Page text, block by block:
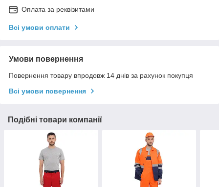
Оплата за реквізитами
Всі умови оплати
Умови повернення
Повернення товару впродовж 14 днів за рахунок покупця
Всі умови повернення
Подібні товари компанії